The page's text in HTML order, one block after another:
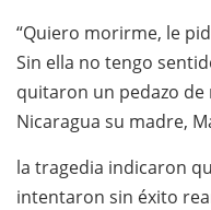
“Quiero morirme, le
Sin ella no tengo
quitaron un pedazo de
Nicaragua su madre,
la tragedia indicaron
intentaron sin éxito